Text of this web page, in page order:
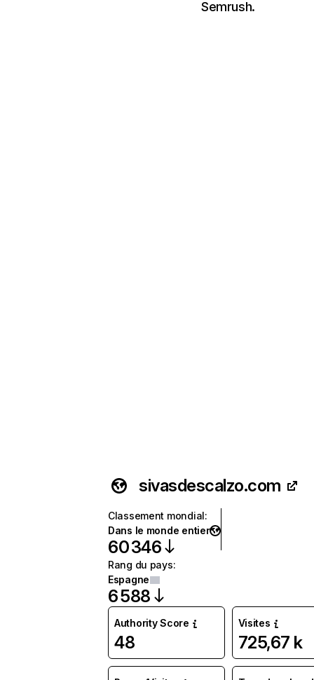
Semrush.
sivasdescalzo.com
Classement mondial:
Dans le monde entier
60 346
Rang du pays:
Espagne
6 588
Authority Score
48
Visites
725,67 k